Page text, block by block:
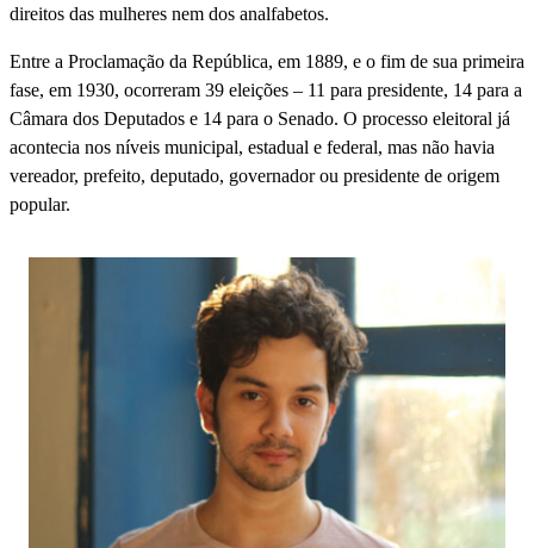
direitos das mulheres nem dos analfabetos.
Entre a Proclamação da República, em 1889, e o fim de sua primeira
fase, em 1930, ocorreram 39 eleições – 11 para presidente, 14 para a
Câmara dos Deputados e 14 para o Senado. O processo eleitoral já
acontecia nos níveis municipal, estadual e federal, mas não havia
vereador, prefeito, deputado, governador ou presidente de origem
popular.